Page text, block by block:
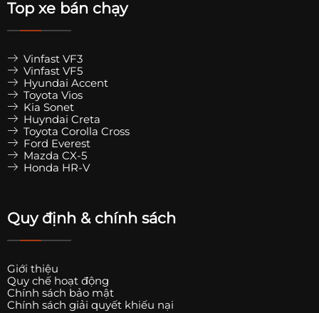
Top xe bán chạy
Vinfast VF3
Vinfast VF5
Hyundai Accent
Toyota Vios
Kia Sonet
Huyndai Creta
Toyota Corolla Cross
Ford Everest
Mazda CX-5
Honda HR-V
Quy định & chính sách
Giới thiệu
Quy chế hoạt động
Chính sách bảo mật
Chính sách giải quyết khiếu nại